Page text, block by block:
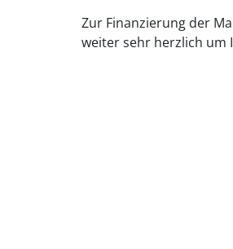
Zur Finanzierung der
weiter sehr herzlich um